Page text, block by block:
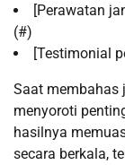
[Perawatan
(#)
[Testimonial
Saat membahas
menyoroti
hasilnya
secara berkala,